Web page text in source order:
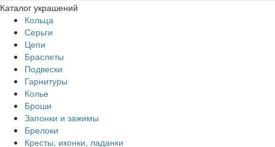
Каталог украшений
Кольца
Серьги
Цепи
Браслеты
Подвески
Гарнитуры
Колье
Броши
Запонки и зажимы
Брелоки
Кресты, иконки, ладанки